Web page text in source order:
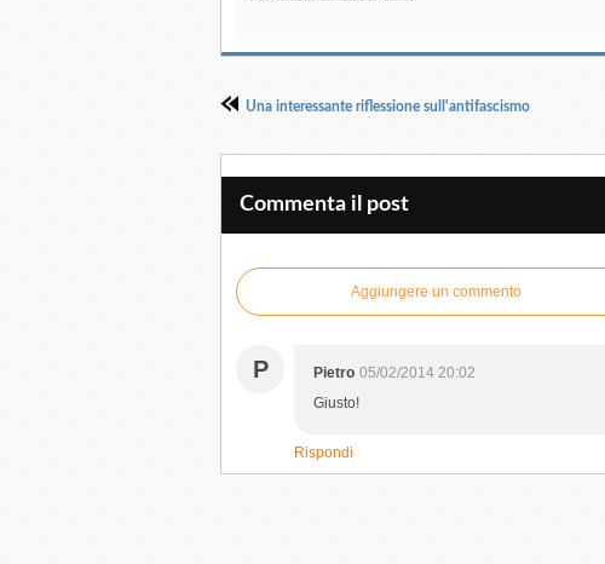
Una interessante riflessione sull'antifascismo
Commenta il post
Aggiungere un commento
P Pietro 05/02/2014 20:02
Giusto!
Rispondi